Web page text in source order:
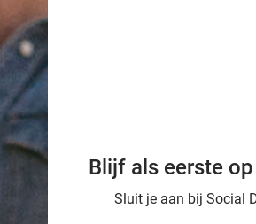
Blijf als eerste
Sluit je aan bij Social
je iedere dag weer
en Duitsland te bieden hebben.
of Den Bosch.
Maak dan gebruik van de speciale